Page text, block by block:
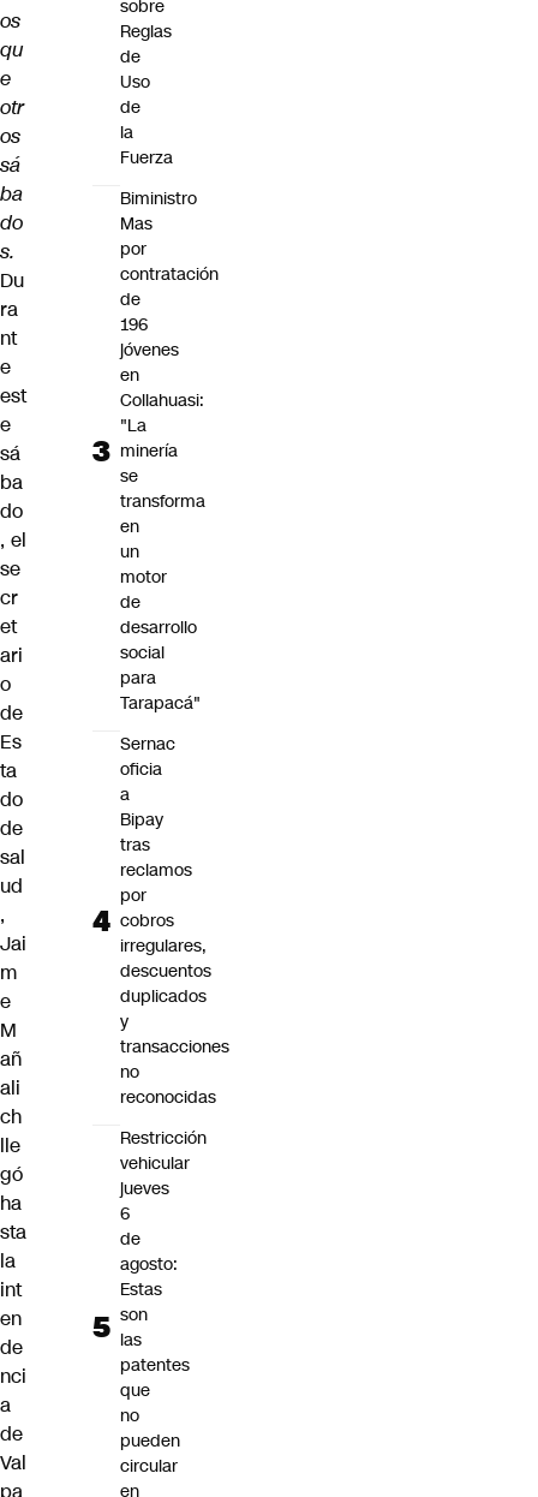
os
qu
e
otr
os
sá
ba
do
s.
Du
ra
nt
e
est
e
sá
ba
do
, el
se
cr
et
ari
o
de
Es
ta
do
de
sal
ud
,
Jai
m
e
M
añ
ali
ch
lle
gó
ha
sta
la
int
en
de
nci
a
de
Val
pa
sobre
Reglas
de
Uso
de
la
Fuerza
Biministro
Mas
por
contratación
de
196
jóvenes
en
Collahuasi:
"La
minería
se
transforma
en
un
motor
de
desarrollo
social
para
Tarapacá"
Sernac
oficia
a
Bipay
tras
reclamos
por
cobros
irregulares,
descuentos
duplicados
y
transacciones
no
reconocidas
Restricción
vehicular
jueves
6
de
agosto:
Estas
son
las
patentes
que
no
pueden
circular
en